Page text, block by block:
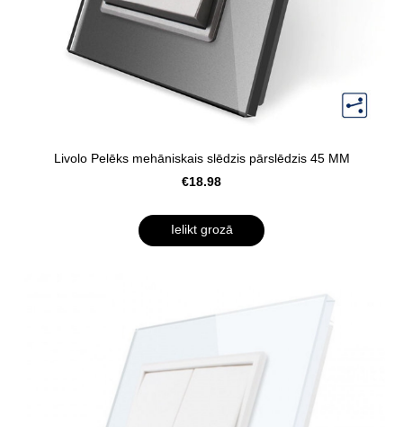
Livolo Pelēks mehāniskais slēdzis pārslēdzis 45 MM
€18.98
Ielikt grozā